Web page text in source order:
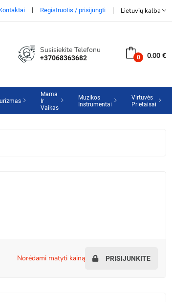
Registruotis / prisijungti Lietuvių kalba
Susisiekite Telefonu
+37068363682 0.00 €
Mama
Ir
Vaikas
Muzikos
Instrumentai
Virtuvės
Prietaisai
norėdami matyti kainą PRISIJUNKITE